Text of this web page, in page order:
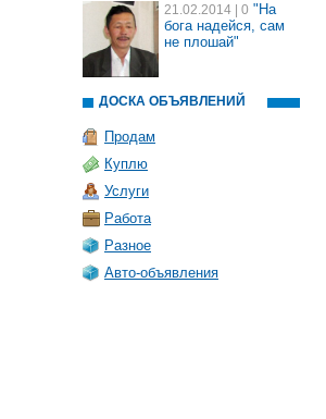
21.02.2014 | 0 "На
бога надейся, сам
не плошай"
ДОСКА ОБЪЯВЛЕНИЙ
Продам
Куплю
Услуги
Работа
Разное
Авто-объявления